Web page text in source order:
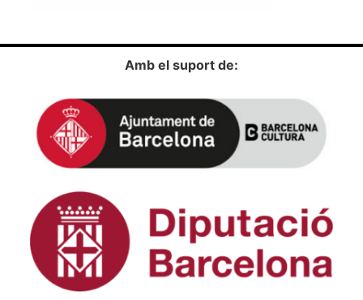
Amb el suport de: